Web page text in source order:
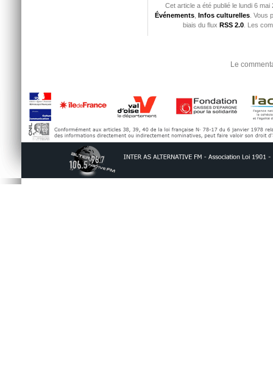
Cet article a été publié le lundi 6
Événements Infos culturelles .
biais du flux RSS 2.0. Les
Le